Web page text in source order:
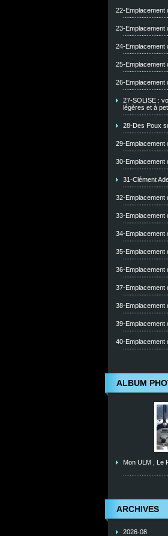
22-Emplacement
23-Emplacement
24-Emplacement
25-Emplacement
26-Emplacement
27-SOLISE :
légères et à
28-Des Poux
29-Emplacement
30-Emplacement
31-Clément
32-Emplacement
33-Emplacement
34-Emplacement
35-Emplacement
36-Emplacement
37-Emplacement
38-Emplacement
39-Emplacement
40-Emplacement
ALBUM
Mon ULM , Le
ARCHIVES
2026-08